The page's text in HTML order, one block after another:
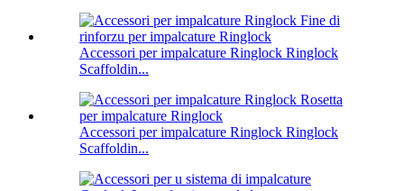
Accessori per impalcature Ringlock Ringlock
Scaffoldin...
Accessori per impalcature Ringlock Ringlock
Scaffoldin...